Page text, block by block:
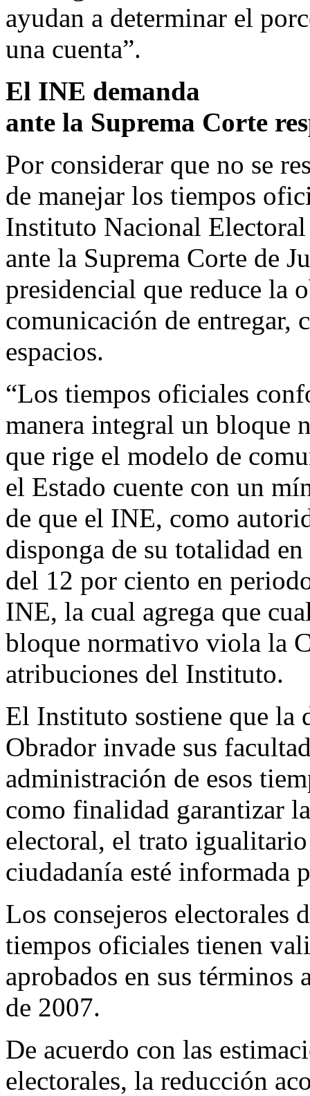
ayudan a determinar el
una cuenta”.
El INE demanda
ante la Suprema Corte
Por considerar que no se
de manejar los tiempos
Instituto Nacional
ante la Suprema Corte de
presidencial que reduce la
comunicación de entregar,
espacios.
“Los tiempos oficiales
manera integral un bloque
que rige el modelo de
el Estado cuente con un
de que el INE, como
disponga de su totalidad
del 12 por ciento en
INE, la cual agrega que
bloque normativo viola la
atribuciones del Instituto.
El Instituto sostiene que la
Obrador invade sus
administración de esos
como finalidad garantizar
electoral, el trato
ciudadanía esté informada
Los consejeros electorales
tiempos oficiales tienen
aprobados en sus términos
de 2007.
De acuerdo con las
electorales, la reducción